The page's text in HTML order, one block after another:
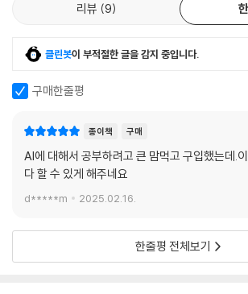
리뷰 9
클린봇이 부적절한 글을 감지 중입니다.
구매한줄평
종이책 구매
AI에 대해서 공부하려고 큰 맘먹고 구입했는데.
다 할 수 있게 해주네요
d*****m 2025.02.16.
한줄평 전체보기